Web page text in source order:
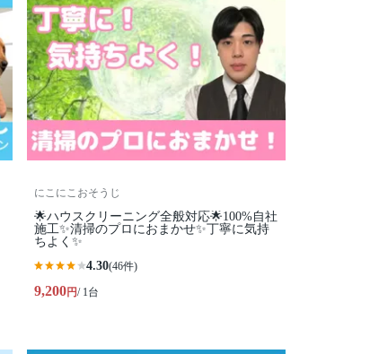
にこにこおそうじ
🌟ハウスクリーニング全般対応🌟100%自社
施工✨清掃のプロにおまかせ✨丁寧に気持
ちよく✨
4.30(46件)
9,200円/ 1台